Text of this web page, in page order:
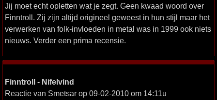
Jij moet echt opletten wat je zegt. Geen kwaad woord over
Finntroll. Zij zijn altijd origineel geweest in hun stijl maar het
verwerken van folk-invloeden in metal was in 1999 ook niets
nieuws. Verder een prima recensie.
Finntroll - Nifelvind
Reactie van Smetsar op 09-02-2010 om 14:11u